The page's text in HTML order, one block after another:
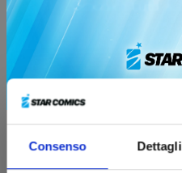
Consenso Dettagli